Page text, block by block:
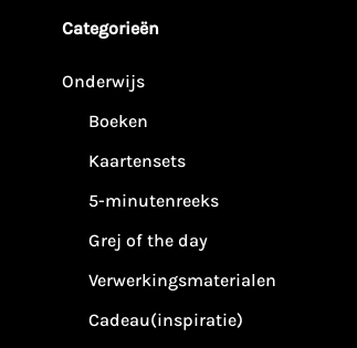
Categorieën
Onderwijs
Boeken
Kaartensets
5-minutenreeks
Grej of the day
Verwerkingsmaterialen
Cadeau(inspiratie)